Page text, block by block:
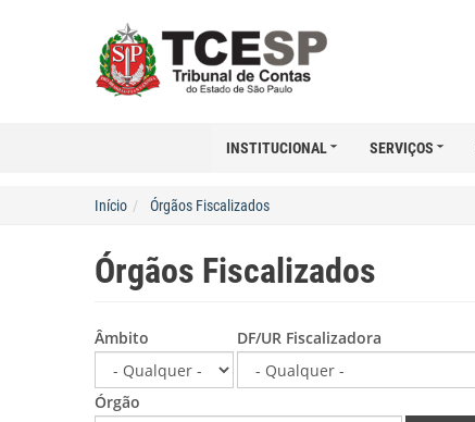
INSTITUCIONAL SERVIÇOS
Início Órgãos Fiscalizados
Órgãos Fiscalizados
Âmbito DF/UR Fiscalizadora
Órgão